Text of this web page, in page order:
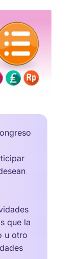
que la
u otro